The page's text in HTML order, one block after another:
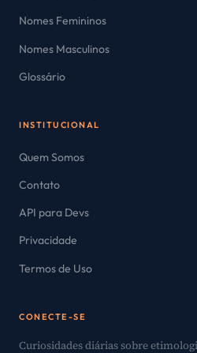
Nomes Femininos
Nomes Masculinos
Glossário
INSTITUCIONAL
Quem Somos
Contato
API para Devs
Privacidade
Termos de Uso
CONECTE-SE
Curiosidades diárias sobre